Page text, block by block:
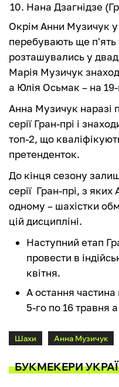
Нана Дзагнідзе
Окрім Анни Музичук у
перебувають ще п'ять
розташувались у
Марія Музичук
а Юлія Осьмак – на
Анна Музичук наразі
серії Гран-прі і
топ-2, що
претенденток.
До кінця сезону
серії Гран-прі, з
одному – шахістки
цій дисципліні.
Наступний етап
провести в
квітня.
А остання частина
5-го по 16 травня а
Шахи Анна Музичук
БУКМЕКЕРИ